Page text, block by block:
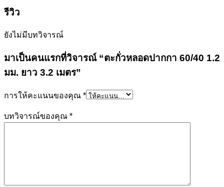
รีวิว
ยังไม่มีบทวิจารณ์
มาเป็นคนแรกที่วิจารณ์ “ตะกั่วหลอดปากกา 60/40 1.2
มม. ยาว 3.2 เมตร”
การให้คะแนนของคุณ *
บทวิจารณ์ของคุณ *